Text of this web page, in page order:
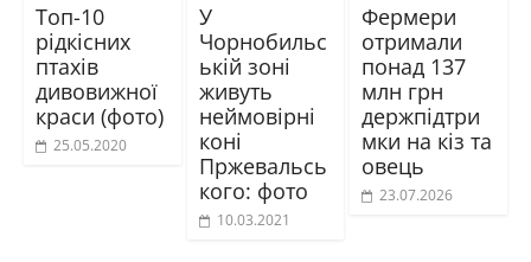
Топ-10
рідкісних
птахів
дивовижної
краси (фото)
25.05.2020
У
Чорнобильс
ькій зоні
живуть
неймовірні
коні
Пржевальсь
кого: фото
10.03.2021
Фермери
отримали
понад 137
млн грн
держпідтри
мки на кіз та
овець
23.07.2026